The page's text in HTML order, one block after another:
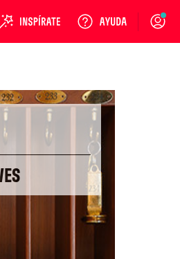
Login